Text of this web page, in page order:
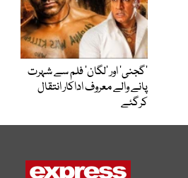
’گجنی‘ اور ’لگان‘ فلم سے شہرت
پانے والے معروف اداکار انتقال
کرگئے